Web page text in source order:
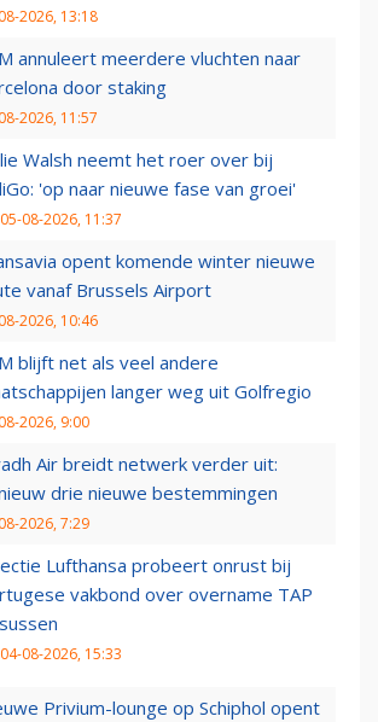
2026, 13:18
annuleert meerdere vluchten naar
door staking
2026, 11:57
Walsh neemt het roer over bij
'op naar nieuwe fase van groei'
05-08-2026, 11:37
opent komende winter nieuwe
vanaf Brussels Airport
2026, 10:46
blijft net als veel andere
langer weg uit Golfregio
2026, 9:00
Air breidt netwerk verder uit:
drie nieuwe bestemmingen
2026, 7:29
Lufthansa probeert onrust bij
vakbond over overname TAP
04-08-2026, 15:33
Privium-lounge op Schiphol opent